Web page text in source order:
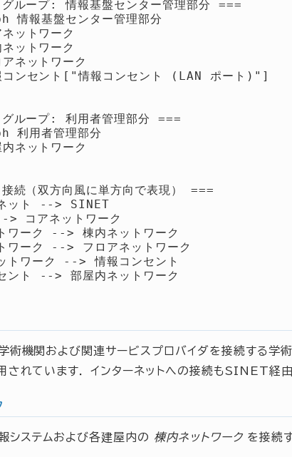
ープ: 情報基盤センター管理部分 ===
報基盤センター管理部分
ットワーク
ットワーク
ネットワーク
ンセント["情報コンセント (LAN ポート)"]
ープ: 利用者管理部分 ===
利用者管理部分
ネットワーク
（双方向風に単方向で表現） ===
ット --> SINET
コアネットワーク
ワーク --> 棟内ネットワーク
ワーク --> フロアネットワーク
トワーク --> 情報コンセント
ント --> 部屋内ネットワーク
術機関および関連サービスプロバイダを接続する学
されています． インターネットへの接続もSINET経由
システムおよび各建屋内の 棟内ネットワークを接続す